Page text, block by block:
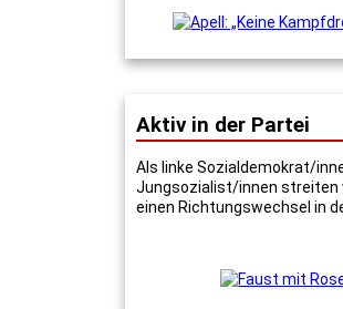
Aktiv in der Partei
Als linke Sozialdemokrat/
Jungsozialist/innen streiten
einen Richtungswechsel in